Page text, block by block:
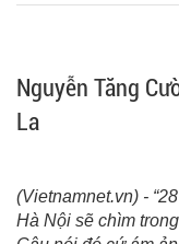
Nguyễn Tăng
La
(Vietnamnet.vn) -
Hà Nội sẽ chìm